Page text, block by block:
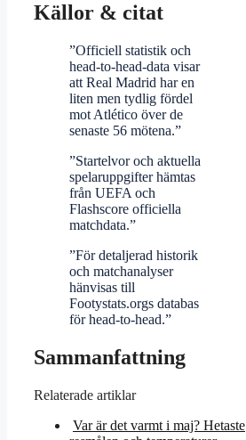
Källor & citat
”Officiell statistik och
head-to-head-data visar
att Real Madrid har en
liten men tydlig fördel
mot Atlético över de
senaste 56 mötena.”
”Startelvor och aktuella
spelaruppgifter hämtas
från UEFA och
Flashscore officiella
matchdata.”
”För detaljerad historik
och matchanalyser
hänvisas till
Footystats.orgs databas
för head-to-head.”
Sammanfattning
Relaterade artiklar
Var är det varmt i maj? Hetaste